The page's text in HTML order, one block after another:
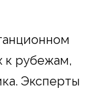
к рубежам,
Эксперты